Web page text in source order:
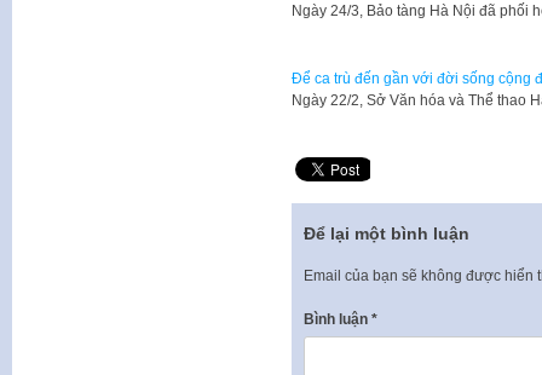
Ngày 24/3, Bảo tàng Hà Nội đã
Để ca trù đến gần với đời sống cộng
Ngày 22/2, Sở Văn hóa và Thể
Để lại một bình luận
Email của bạn sẽ không được hiển
Bình luận *